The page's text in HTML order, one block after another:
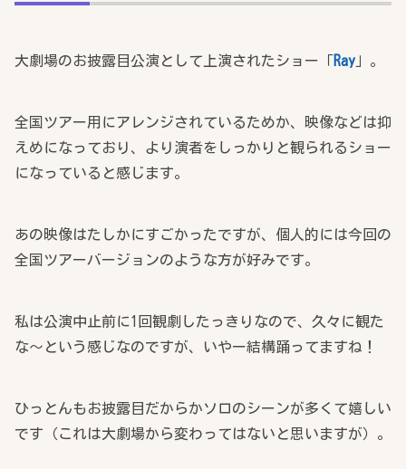
大劇場のお披露目公演として上演されたショー「 Ray」。
全国ツアー用にアレンジされているためか、映像などは抑
えめになっており、より演者をしっかりと観られるショー
になっていると感じます。
あの映像はたしかにすごかったですが、個人的には今回の
全国ツアーバージョンのような方が好みです。
私は公演中止前に1回観劇したっきりなので、久々に観た
な～という感じなのですが、いやー結構踊ってますね！
ひっとんもお披露目だからかソロのシーンが多くて嬉しい
です（これは大劇場から変わってはないと思いますが）。